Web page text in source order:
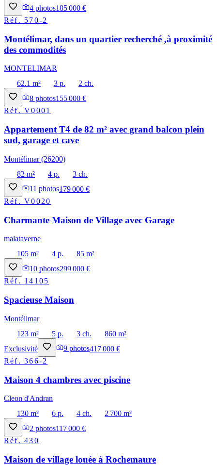
4 photos185 000 €
Réf. 570-2
Montélimar, dans un quartier recherché ,à proximité
des commodités
MONTELIMAR
62.1 m²
3 p.
2 ch.
8 photos155 000 €
Réf.V0001
Appartement T4 de 82 m² avec grand balcon plein
sud, garage et cave
Montélimar (26200)
82 m²
4 p.
3 ch.
11 photos179 000 €
Réf.V0020
Charmante Maison de Village avec Garage
malataverne
105 m²
4 p.
85 m²
10 photos299 000 €
Réf. 14105
Spacieuse Maison
Montélimar
123 m²
5 p. 3 ch.
860 m²
Exclusivité
9 photos417 000 €
Réf.366-2
Maison 4 chambres avec piscine
Cleon d'Andran
130 m²
6 p. 4 ch.
2 700 m²
2 photos117 000 €
Réf.430
Maison de village louée à Rochemaure